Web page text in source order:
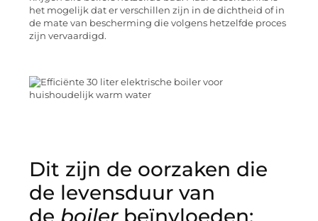
het mogelijk dat er verschillen zijn in de dichtheid of in
de mate van bescherming die volgens hetzelfde proces
zijn vervaardigd.
Dit zijn de oorzaken die
de levensduur van
de boilerbeïnvloeden: